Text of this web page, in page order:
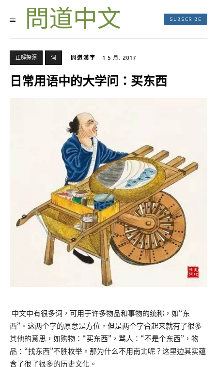
SUBSCRIBE
正解探源 词 問道漢字 1 5 月, 2017
日常用语中的大学问：买东西
中文中有很多词，可用于许多物品和事物的统称，如“东
西”。这两个字的原意是方位，但是两个字合起来就有了很多
其他的意思，如购物：“买东西”，骂人：“不是个东西”，物
品：“找东西”不胜枚举。那为什么不用南北呢？这里边其实蕴
含了很了很多的历史文化。